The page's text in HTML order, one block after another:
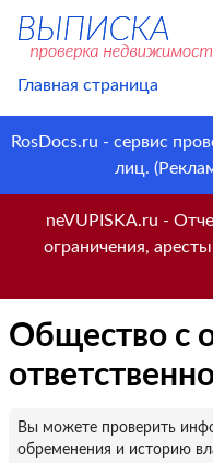
Главная страница
RosDocs.ru - сервис
лиц.
neVUPISKA.ru -
ограничения,
Общество с
Вы можете проверить
обременения и историю